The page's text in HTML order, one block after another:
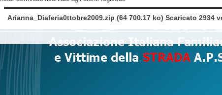
Arianna_Diaferia0ttobre2009.zip (64 700.17 ko) Scaricato 2934